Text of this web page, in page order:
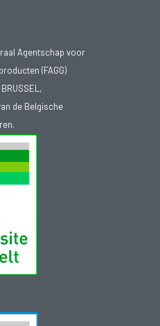
Agentschap voor
(FAGG)
de Belgische